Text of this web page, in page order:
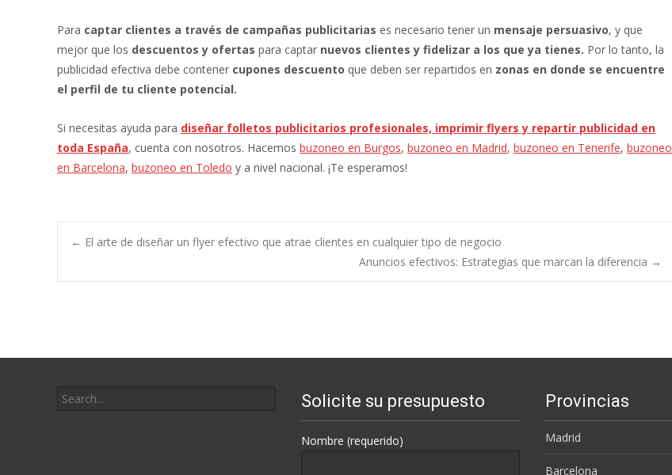
Para captar clientes a través de campañas publicitarias es necesario tener un mensaje persuasivo, y que
mejor que los descuentos y ofertas para captar nuevos clientes y fidelizar a los que ya tienes. Por lo tanto, la
publicidad efectiva debe contener cupones descuento que deben ser repartidos en zonas en donde se encuentre
el perfil de tu cliente potencial.
Si necesitas ayuda para diseñar folletos publicitarios profesionales, imprimir flyers y repartir publicidad en
toda España, cuenta con nosotros. Hacemos buzoneo en Burgos, buzoneo en Madrid, buzoneo en Tenerife, buzoneo
en Barcelona, buzoneo en Toledo y a nivel nacional. ¡Te esperamos!
Post
← El arte de diseñar un flyer efectivo que atrae clientes en cualquier tipo de negocio
Anuncios efectivos: Estrategias que marcan la diferencia →
for:
Solicite su presupuesto
Nombre (requerido)
Provincias
Madrid
Barcelona